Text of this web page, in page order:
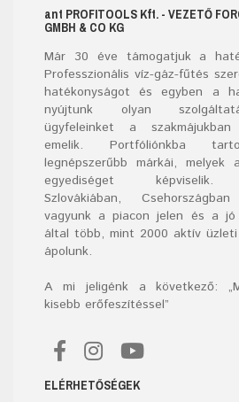
ant PROFITOOLS Kft. - VEZETŐ
GMBH & CO KG
Már 30 éve támogatjuk a
Professzionális víz-gáz-fűtés
hatékonyságot és egyben a
nyújtunk olyan
ügyfeleinket a
emelik. Portfóliónkba
legnépszerűbb márkái,
egyediséget képviselik.
Szlovákiában,
vagyunk a piacon jelen és a jó
által több, mint 2000 aktív
ápolunk.
A mi jeligénk a következő:
kisebb erőfeszítéssel”
ELÉRHETŐSÉGEK